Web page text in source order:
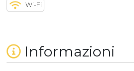
Wi-Fi
Informazioni